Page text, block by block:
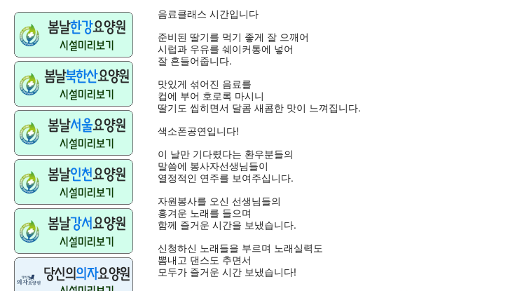
음료클래스 시간입니다
준비된 딸기를 먹기 좋게 잘 으깨어
시럽과 우유를 쉐이커통에 넣어
잘 흔들어줍니다.
맛있게 섞어진 음료를
컵에 부어 호로록 마시니
딸기도 씹히면서 달콤 새콤한 맛이 느껴집니다.
색소폰공연입니다!
이 날만 기다렸다는 환우분들의
말씀에 봉사자선생님들이
열정적인 연주를 보여주십니다.
자원봉사를 오신 선생님들의
흥겨운 노래를 들으며
함께 즐거운 시간을 보냈습니다.
신청하신 노래들을 부르며 노래실력도
뽐내고 댄스도 추면서
모두가 즐거운 시간 보냈습니다!